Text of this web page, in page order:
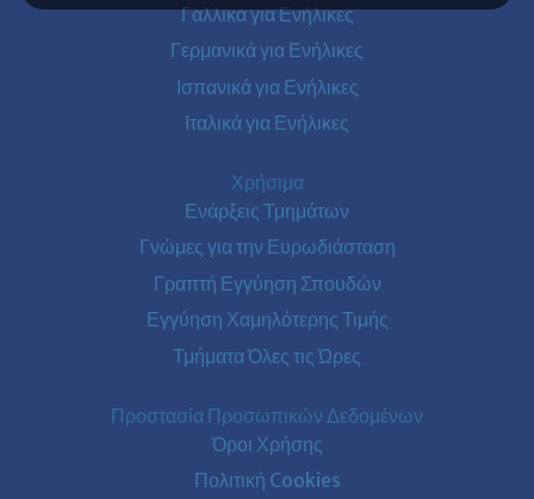
Γαλλικά για Ενήλικες
Γερμανικά για Ενήλικες
Ισπανικά για Ενήλικες
Ιταλικά για Ενήλικες
Χρήσιμα
Ενάρξεις Τμημάτων
Γνώμες για την Ευρωδιάσταση
Γραπτή Εγγύηση Σπουδών
Εγγύηση Χαμηλότερης Τιμής
Τμήματα Όλες τις Ώρες
Προστασία Προσωπικών Δεδομένων
Όροι Χρήσης
Πολιτική Cookies